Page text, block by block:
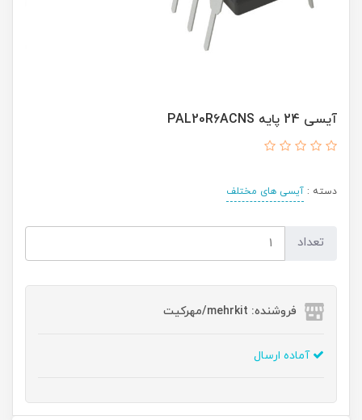
آیسی 24 پایه PAL20R6ACNS
دسته : آیسی های مختلف
تعداد
فروشنده: mehrkit/مهرکیت
آماده ارسال